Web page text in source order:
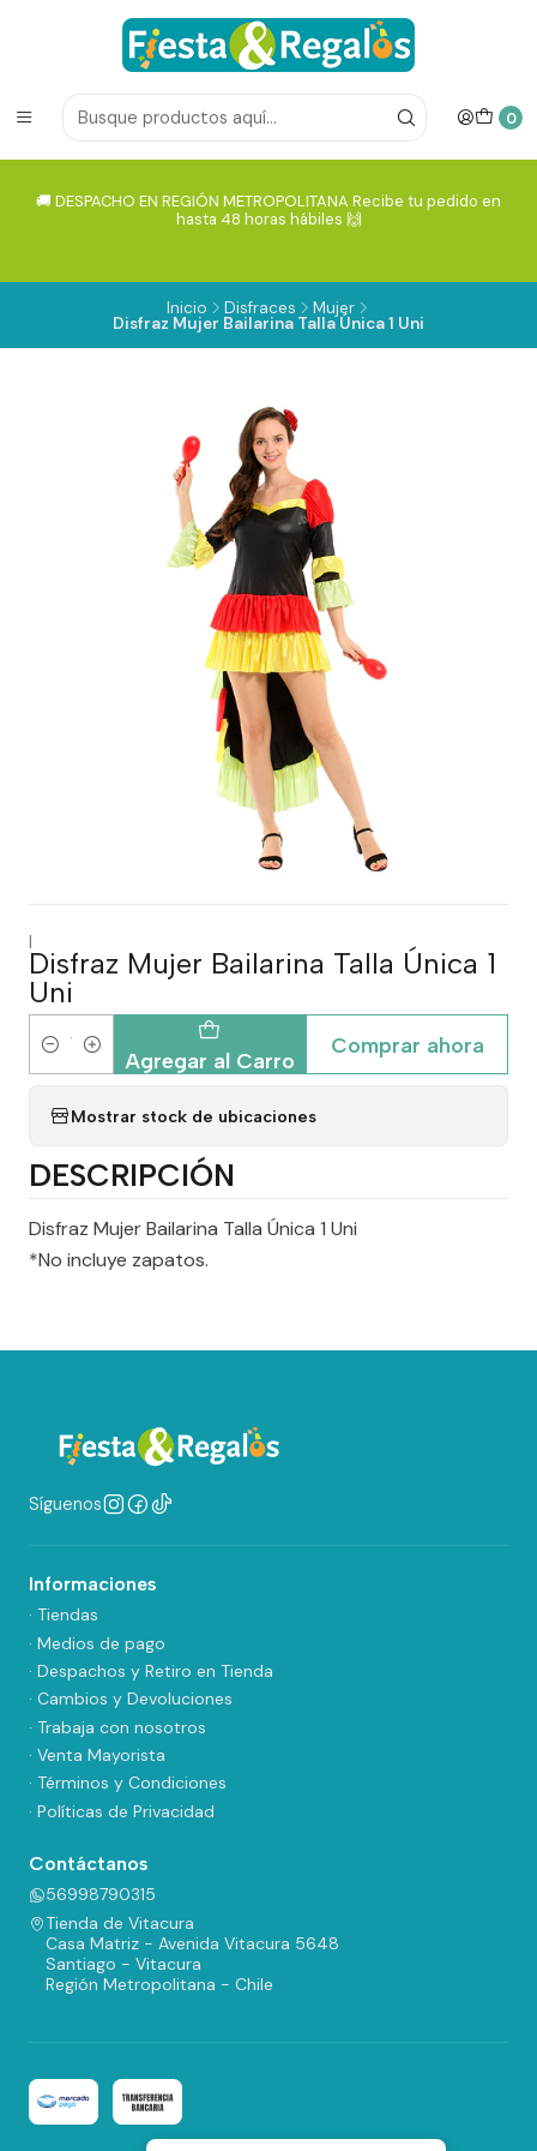
0
🚚 DESPACHO EN REGIÓN METROPOLITANA Recibe tu pedido en
hasta 48 horas hábiles 🙌
Inicio Disfraces Mujer
Disfraz Mujer Bailarina Talla Única 1 Uni
|
Disfraz Mujer Bailarina Talla Única 1
Uni
Cantidad Agregar al Carro
Comprar ahora
Mostrar stock de ubicaciones
DESCRIPCIÓN
Disfraz Mujer Bailarina Talla Única 1 Uni
*No incluye zapatos.
Síguenos
Informaciones
· Tiendas
· Medios de pago
· Despachos y Retiro en Tienda
· Cambios y Devoluciones
· Trabaja con nosotros
· Venta Mayorista
· Términos y Condiciones
· Políticas de Privacidad
Contáctanos
56998790315
Tienda de Vitacura
Casa Matriz - Avenida Vitacura 5648
Santiago - Vitacura
Región Metropolitana - Chile